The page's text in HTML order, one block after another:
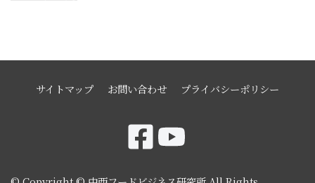
サイトマップ お問い合わせ プライバシーポリシー